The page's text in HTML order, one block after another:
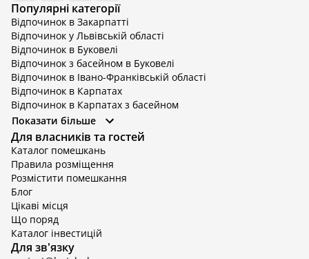
Популярні категорії
Відпочинок в Закарпатті
Відпочинок у Львівській області
Відпочинок в Буковелі
Відпочинок з басейном в Буковелі
Відпочинок в Івано-Франківській області
Відпочинок в Карпатах
Відпочинок в Карпатах з басейном
Відпочинок в Київській області
Відпочинок в Київській області з басейном
Відпочинок в Тернопільській області
Відпочинок у Вінницькій області
Відпочинок в Яремче
Відпочинок у Львівській області з басейном
Відпочинок з басейном в Тернопільській області
Показати більше
Для власників та гостей
Каталог помешкань
Правила розміщення
Розмістити помешкання
Блог
Цікаві місця
Що поряд
Каталог інвестицій
Для зв'язку